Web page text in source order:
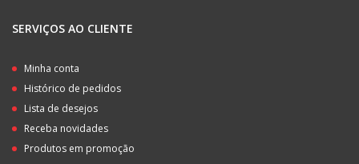
SERVIÇOS AO CLIENTE
Minha conta
Histórico de pedidos
Lista de desejos
Receba novidades
Produtos em promoção